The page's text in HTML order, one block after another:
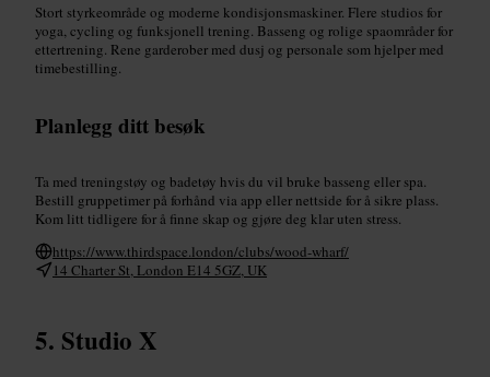
Stort styrkeområde og moderne kondisjonsmaskiner. Flere studios for
yoga, cycling og funksjonell trening. Basseng og rolige spaområder for
ettertrening. Rene garderober med dusj og personale som hjelper med
timebestilling.
Planlegg ditt besøk
Ta med treningstøy og badetøy hvis du vil bruke basseng eller spa.
Bestill gruppetimer på forhånd via app eller nettside for å sikre plass.
Kom litt tidligere for å finne skap og gjøre deg klar uten stress.
https://www.thirdspace.london/clubs/wood-wharf/
14 Charter St, London E14 5GZ, UK
Studio X